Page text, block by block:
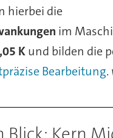
hierbei die
im
Kund bilden die
Bearbeitung.